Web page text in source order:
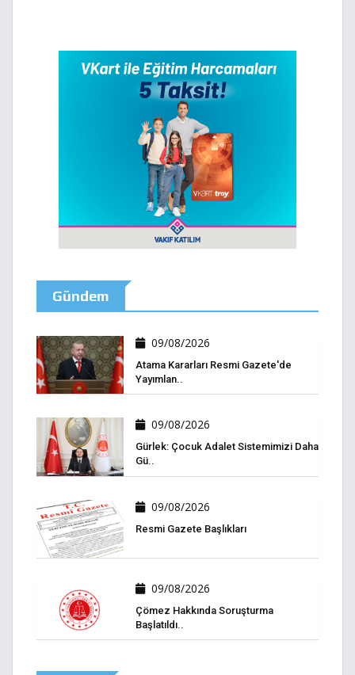
Gündem
09/08/2026
Atama Kararları Resmi Gazete'de
Yayımlan..
09/08/2026
Gürlek: Çocuk Adalet Sistemimizi Daha
Gü..
09/08/2026
Resmi Gazete Başlıkları
09/08/2026
Çömez Hakkında Soruşturma
Başlatıldı..